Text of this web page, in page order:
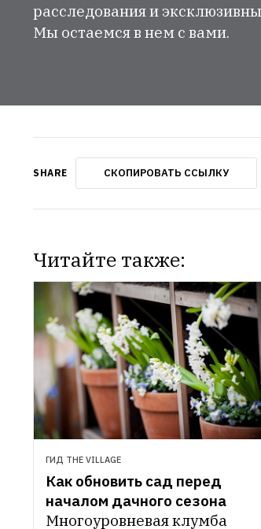
расследования и
Мы остаемся в нем с вами.
SHARE СКОПИРОВАТЬ ССЫЛКУ
Читайте также:
ГИД THE VILLAGE
Как обновить сад перед
началом дачного сезона
Многоуровневая клумба